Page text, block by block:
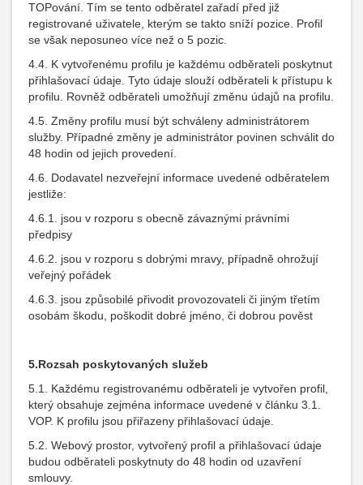
TOPování. Tím se tento odběratel zařadí před již
registrované uživatele, kterým se takto sníží pozice. Profil
se však neposuneo více než o 5 pozic.
4.4. K vytvořenému profilu je každému odběrateli poskytnut
přihlašovací údaje. Tyto údaje slouží odběrateli k přístupu k
profilu. Rovněž odběrateli umožňují změnu údajů na profilu.
4.5. Změny profilu musí být schváleny administrátorem
služby. Případné změny je administrátor povinen schválit do
48 hodin od jejich provedení.
4.6. Dodavatel nezveřejní informace uvedené odběratelem
jestliže:
4.6.1. jsou v rozporu s obecně závaznými právními
předpisy
4.6.2. jsou v rozporu s dobrými mravy, případně ohrožují
veřejný pořádek
4.6.3. jsou způsobilé přivodit provozovateli či jiným třetím
osobám škodu, poškodit dobré jméno, či dobrou pověst
5.Rozsah poskytovaných služeb
5.1. Každému registrovanému odběrateli je vytvořen profil,
který obsahuje zejména informace uvedené v článku 3.1.
VOP. K profilu jsou přiřazeny přihlašovací údaje.
5.2. Webový prostor, vytvořený profil a přihlašovací údaje
budou odběrateli poskytnuty do 48 hodin od uzavření
smlouvy.